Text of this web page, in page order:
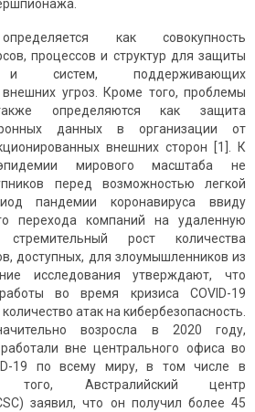
определяется как совокупность
процессов и структур для защиты
и систем, поддерживающих
внешних угроз. Кроме того, проблемы
также определяются как защита
данных в организации от
внешних сторон [1]. К
мирового масштаба не
перед возможностью легкой
пандемии коронавируса ввиду
перехода компаний на удаленную
рост количества
доступных, для злоумышленников из
исследования утверждают, что
во время кризиса COVID-19
атак на кибербезопасность.
возросла в 2020 году,
вне центрального офиса во
19 по всему миру, в том числе в
того, Австралийский центр
заявил, что он получил более 45